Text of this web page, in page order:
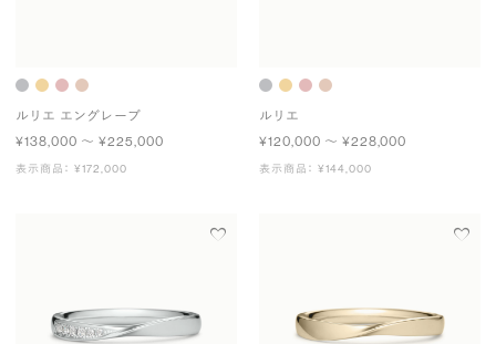
ルリエ エングレーブ
¥138,000 〜 ¥225,000
表示商品： ¥172,000
ルリエ
¥120,000 〜 ¥228,000
表示商品： ¥144,000